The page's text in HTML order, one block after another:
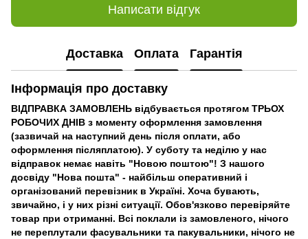
Написати відгук
Доставка Оплата Гарантія
Інформація про доставку
ВІДПРАВКА ЗАМОВЛЕНЬ відбувається протягом ТРЬОХ
РОБОЧИХ ДНІВ з моменту оформлення замовлення
(зазвичай на наступний день після оплати, або
оформлення післяплатою). У суботу та неділю у нас
відправок немає навіть "Новою поштою"! З нашого
досвіду "Нова пошта" - найбільш оперативний і
організований перевізник в Україні. Хоча бувають,
звичайно, і у них різні ситуації. Обов'язково перевіряйте
товар при отриманні. Всі поклали із замовленого, нічого
не переплутали фасувальники та пакувальники, нічого не